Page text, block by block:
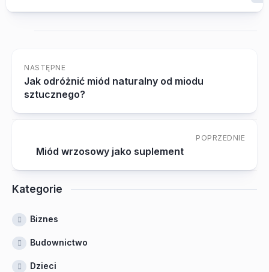
NASTĘPNE
Jak odróżnić miód naturalny od miodu
sztucznego?
POPRZEDNIE
Miód wrzosowy jako suplement
Kategorie
Biznes
Budownictwo
Dzieci